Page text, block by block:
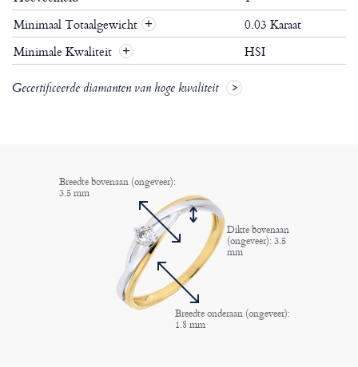
Minimaal Totaalgewicht +
0.03 Karaat
Minimale Kwaliteit
+ HSI
Gecertificeerde diamanten van hoge kwaliteit
Breedte bovenaan (ongeveer):
3.5 mm
Dikte bovenaan
(ongeveer): 3.5
mm
Breedte onderaan (ongeveer):
1.8 mm